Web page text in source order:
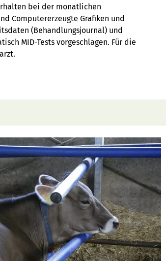
bei der monatlichen
Computererzeugte Grafiken und
(Behandlungsjournal) und
MID-Tests vorgeschlagen. Für die